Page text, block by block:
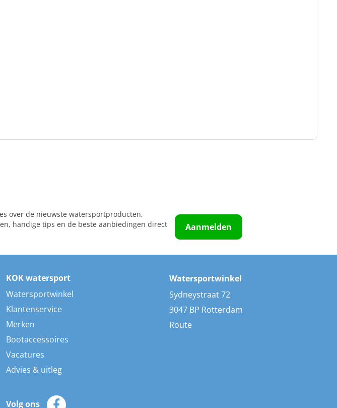
over de nieuwste watersportproducten,
handige tips en de beste aanbiedingen direct
Aanmelden
KOK watersport
Watersportwinkel
Klantenservice
Merken
Bootaccessoires
Vacatures
Advies & uitleg
Volg ons
Watersportwinkel
Sydneystraat 72
3047 BP Rotterdam
Route